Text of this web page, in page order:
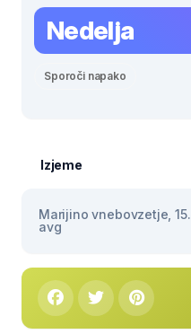
Nedelja
Sporoči napako
Izjeme
Marijino vnebovzetje, 15.
avg